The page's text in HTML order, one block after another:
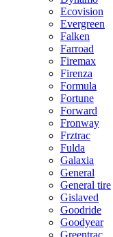
Ecovision
Evergreen
Falken
Farroad
Firemax
Firenza
Formula
Fortune
Forward
Fronway
Frztrac
Fulda
Galaxia
General
General tire
Gislaved
Goodride
Goodyear
Greentrac